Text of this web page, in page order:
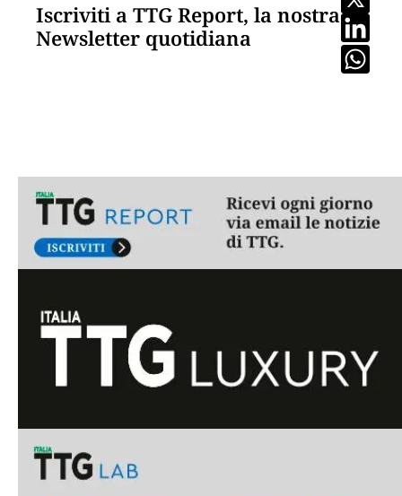
Iscriviti a TTG Report, la nostra
Newsletter quotidiana